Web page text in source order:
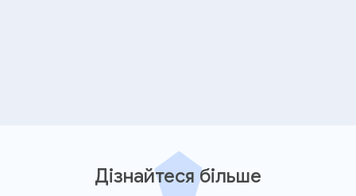
Дізнайтеся більше